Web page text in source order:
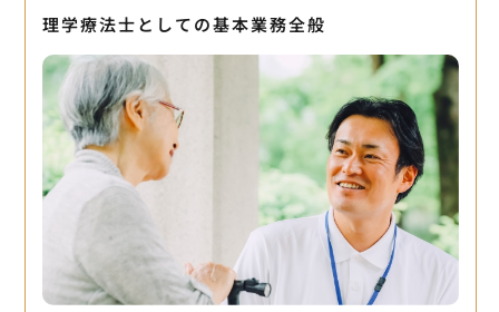
理学療法士としての基本業務全般